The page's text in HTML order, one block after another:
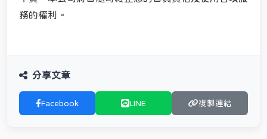
務的權利。
分享文章
Facebook LINE 複製連結